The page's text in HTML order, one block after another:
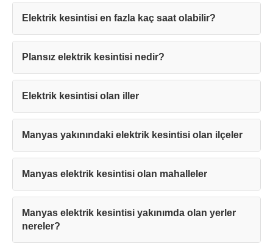
Elektrik kesintisi en fazla kaç saat olabilir?
Plansız elektrik kesintisi nedir?
Elektrik kesintisi olan iller
Manyas yakınındaki elektrik kesintisi olan ilçeler
Manyas elektrik kesintisi olan mahalleler
Manyas elektrik kesintisi yakınımda olan yerler
nereler?
Teşekkürler!
Mesajınız başarıyla ulaştırıldı. En kısa
sürede sizinle iletişime geçilecektir.
Kapat